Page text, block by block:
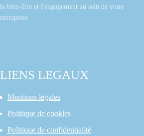
le bien-être et l'engagement au sein de votre
entreprise.
LIENS LEGAUX
Mentions légales
Politique de cookies
Politique de confidentialité